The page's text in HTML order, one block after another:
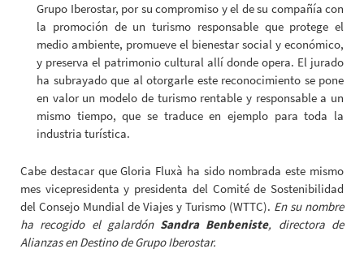
Grupo Iberostar, por su compromiso y el de su compañía con
la promoción de un turismo responsable que protege el
medio ambiente, promueve el bienestar social y económico,
y preserva el patrimonio cultural allí donde opera. El jurado
ha subrayado que al otorgarle este reconocimiento se pone
en valor un modelo de turismo rentable y responsable a un
mismo tiempo, que se traduce en ejemplo para toda la
industria turística.
Cabe destacar que Gloria Fluxà ha sido nombrada este mismo
mes vicepresidenta y presidenta del Comité de Sostenibilidad
del Consejo Mundial de Viajes y Turismo (WTTC). En su nombre
ha recogido el galardón Sandra Benbeniste, directora de
Alianzas en Destino de Grupo Iberostar.